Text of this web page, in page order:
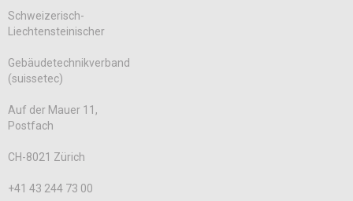
Schweizerisch-
Liechtensteinischer
Gebäudetechnikverband
(suissetec)
Auf der Mauer 11,
Postfach
CH-8021 Zürich
+41 43 244 73 00